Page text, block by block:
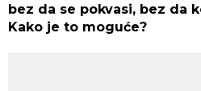
bez da se pokvasi, bez da
Kako je to moguće?